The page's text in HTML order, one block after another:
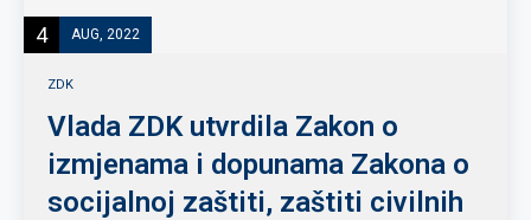
4 AUG, 2022
ZDK
Vlada ZDK utvrdila Zakon o
izmjenama i dopunama Zakona o
socijalnoj zaštiti, zaštiti civilnih